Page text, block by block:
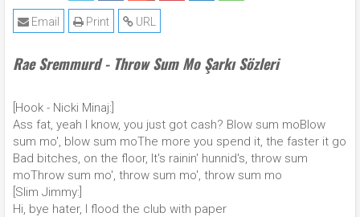
URL
Print
Email
Rae Sremmurd - Throw Sum Mo Şarkı Sözleri
[Hook - Nicki Minaj:]
Ass fat, yeah I know, you just got cash? Blow sum moBlow
sum mo', blow sum moThe more you spend it, the faster it go
Bad bitches, on the floor, It's rainin' hunnid's, throw sum
moThrow sum mo', throw sum mo', throw sum mo
[Slim Jimmy:]
Hi, bye hater, I flood the club with paper